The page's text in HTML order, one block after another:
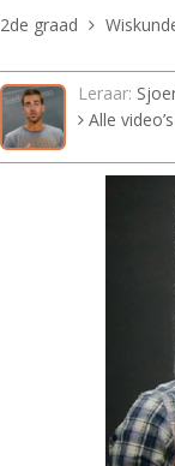
2de graad
Leraar:
Alle